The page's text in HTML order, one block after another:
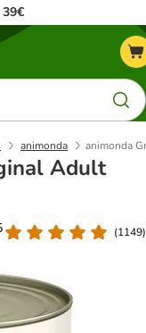
animonda animonda
Adult
(1149)